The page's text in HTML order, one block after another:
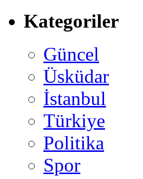
Kategoriler
Güncel
Üsküdar
İstanbul
Türkiye
Politika
Spor